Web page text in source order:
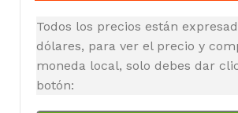
Todos los precios están
dólares, para ver el precio y
moneda local, solo debes dar
botón: